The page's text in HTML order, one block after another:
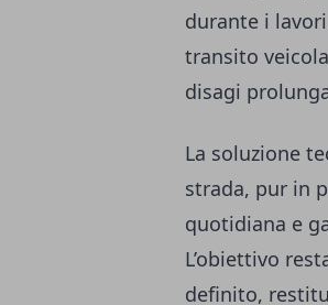
durante i
transito
disagi
La soluzione
strada, pur in
quotidiana e
L’obiettivo
definito,